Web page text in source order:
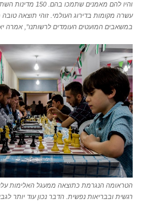
והיו להם מאמנים
עשרה מקומות בדירוג העולמי. זוהי תוצאה
במשאבים המועטים העומדים לרשותנו”, אמרה
הטראומה הנגרמת כתוצאה ממעגל האלימות
רגשית ובבריאות נפשית. הדבר נכון עוד יותר